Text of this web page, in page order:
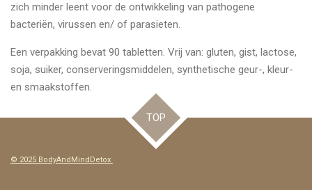
zich minder leent voor de ontwikkeling van pathogene
bacteriën, virussen en/ of parasieten.
Een verpakking bevat 90 tabletten. Vrij van: gluten, gist, lactose,
soja, suiker, conserveringsmiddelen, synthetische geur-, kleur-
en smaakstoffen.
TOP
© 2025 BodyAndMindDetox